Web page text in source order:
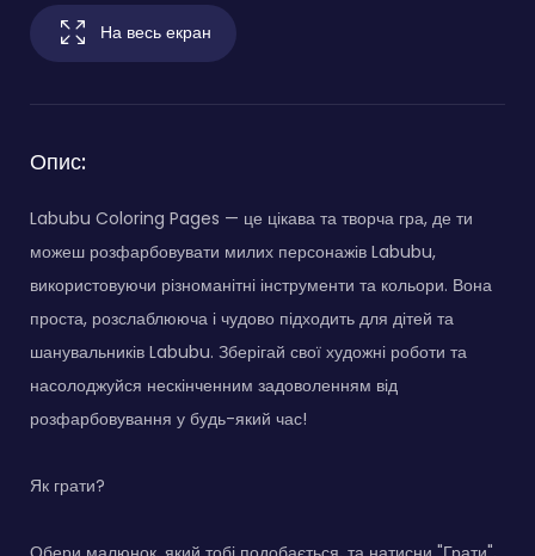
На весь екран
Опис:
Labubu Coloring Pages — це цікава та творча гра, де ти
можеш розфарбовувати милих персонажів Labubu,
використовуючи різноманітні інструменти та кольори. Вона
проста, розслаблююча і чудово підходить для дітей та
шанувальників Labubu. Зберігай свої художні роботи та
насолоджуйся нескінченним задоволенням від
розфарбовування у будь-який час!
Як грати?